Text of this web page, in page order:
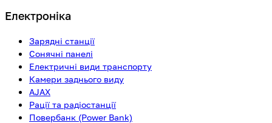
Електроніка
Зарядні станції
Сонячні панелі
Електричні види транспорту
Камери заднього виду
AJAX
Рації та радіостанції
Повербанк (Power Bank)